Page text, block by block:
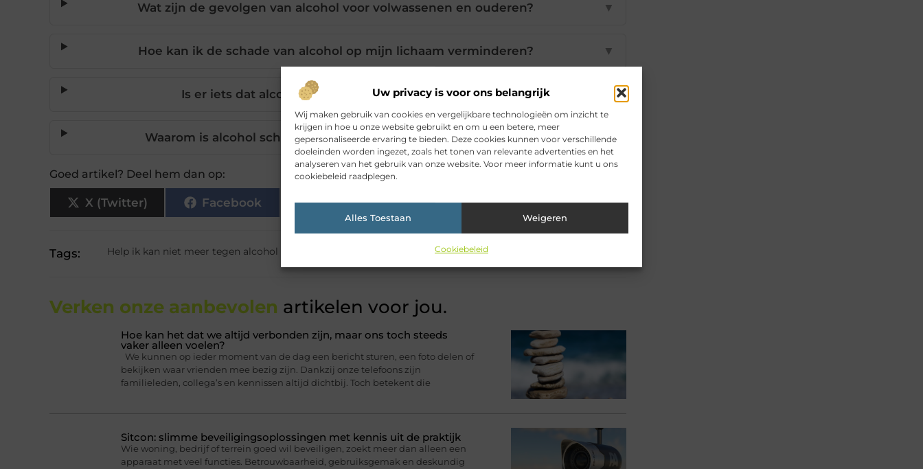
Uw privacy is voor ons belangrijk
Wij maken gebruik van cookies en vergelijkbare technologieën om inzicht te
krijgen in hoe u onze website gebruikt en om u een betere, meer
gepersonaliseerde ervaring te bieden. Deze cookies kunnen voor verschillende
doeleinden worden ingezet, zoals het tonen van relevante advertenties en het
analyseren van het gebruik van onze website. Voor meer informatie kunt u ons
cookiebeleid raadplegen.
Alles Toestaan Weigeren
Cookiebeleid
Wat zijn de gevolgen van alcohol voor volwassenen en ouderen? ▼
Hoe kan ik de schade van alcohol op mijn lichaam verminderen? ▼
Is er iets dat alcohol sneller uit mijn lichaam haalt?
Waarom is alcohol schadelijker voor tieners dan volwassenen? ▼
Goed artikel? Deel hem dan op:
X (Twitter) Facebook Pinterest LinkedIn Email
Tags: Help ik kan niet meer tegen alcohol
Verken onze aanbevolen artikelen voor jou.
Hoe kan het dat we altijd verbonden zijn, maar ons toch steeds
vaker alleen voelen?
We kunnen op ieder moment van de dag een bericht sturen, een foto delen of
bekijken waar vrienden mee bezig zijn. Dankzij onze telefoons zijn
familieleden, collega’s en kennissen altijd dichtbij. Toch betekent die
Sitcon: slimme beveiligingsoplossingen met kennis uit de praktijk
Wie woning, bedrijf of terrein goed wil beveiligen, zoekt meer dan alleen een
apparaat met veel functies. Betrouwbaarheid, gebruiksgemak en deskundig